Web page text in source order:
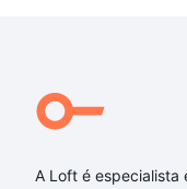
Vila Brandina,
Imóveis com 3
A Loft é especialista